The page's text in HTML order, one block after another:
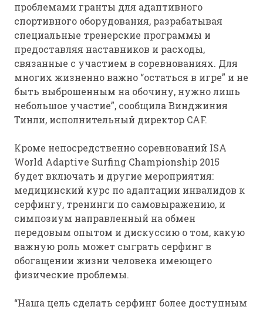
проблемами гранты для адаптивного
спортивного оборудования, разрабатывая
специальные тренерские программы и
предоставляя наставников и расходы,
связанные с участием в соревнованиях. Для
многих жизненно важно “остаться в игре” и не
быть выброшенным на обочину, нужно лишь
небольшое участие”, сообщила Винджиния
Тинли, исполнительный директор CAF.
Кроме непосредственно соревнований ISA
World Adaptive Surfing Championship 2015
будет включать и другие мероприятия:
медицинский курс по адаптации инвалидов к
серфингу, тренинги по самовыражению, и
симпозиум направленный на обмен
передовым опытом и дискуссию о том, какую
важную роль может сыграть серфинг в
обогащении жизни человека имеющего
физические проблемы.
“Наша цель сделать серфинг более доступным